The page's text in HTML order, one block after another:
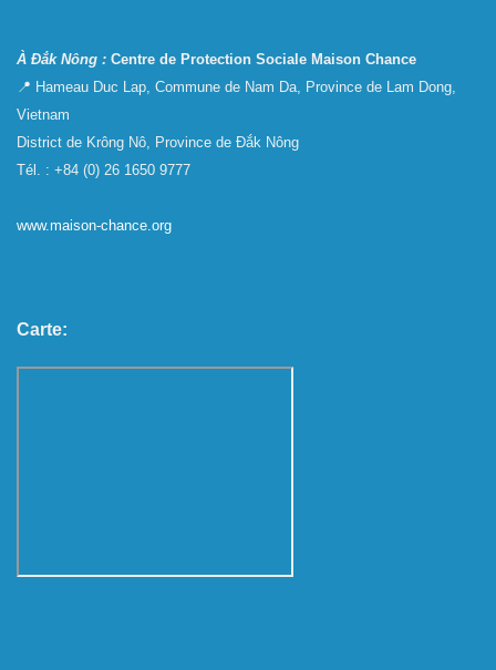
À Đắk Nông : Centre de Protection Sociale Maison Chance
📍 Hameau Duc Lap, Commune de Nam Da, Province de Lam Dong,
Vietnam
District de Krông Nô, Province de Đắk Nông
Tél. : +84 (0) 26 1650 9777
www.maison-chance.org
Carte: